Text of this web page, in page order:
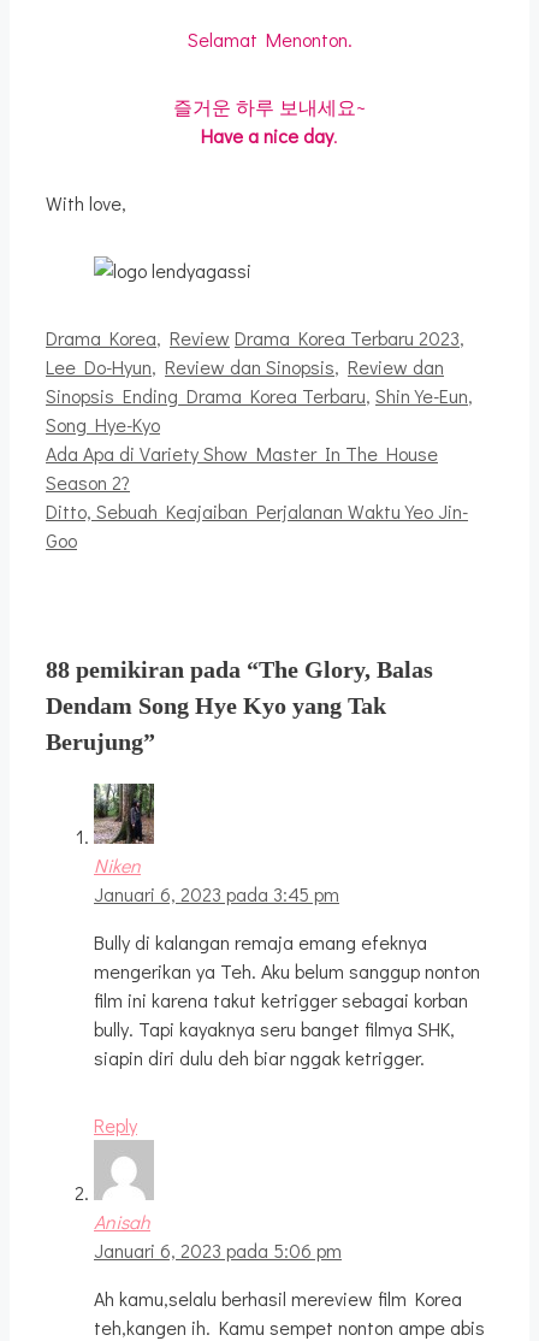
Selamat Menonton.
즐거운 하루 보내세요~
Have a nice day.
With love,
Kategori
Drama Korea, Review Tag
Drama Korea Terbaru 2023,
Lee Do-Hyun, Review dan Sinopsis, Review dan
Sinopsis Ending Drama Korea Terbaru, Shin Ye-Eun,
Song Hye-Kyo
Ada Apa di Variety Show Master In The House
Season 2?
Ditto, Sebuah Keajaiban Perjalanan Waktu Yeo Jin-
Goo
88 pemikiran pada “The Glory, Balas
Dendam Song Hye Kyo yang Tak
Berujung”
Niken
Januari 6, 2023 pada 3:45 pm
Bully di kalangan remaja emang efeknya
mengerikan ya Teh. Aku belum sanggup nonton
film ini karena takut ketrigger sebagai korban
bully. Tapi kayaknya seru banget filmya SHK,
siapin diri dulu deh biar nggak ketrigger.
Reply
Anisah
Januari 6, 2023 pada 5:06 pm
Ah kamu,selalu berhasil mereview film Korea
teh,kangen ih. Kamu sempet nonton ampe abis